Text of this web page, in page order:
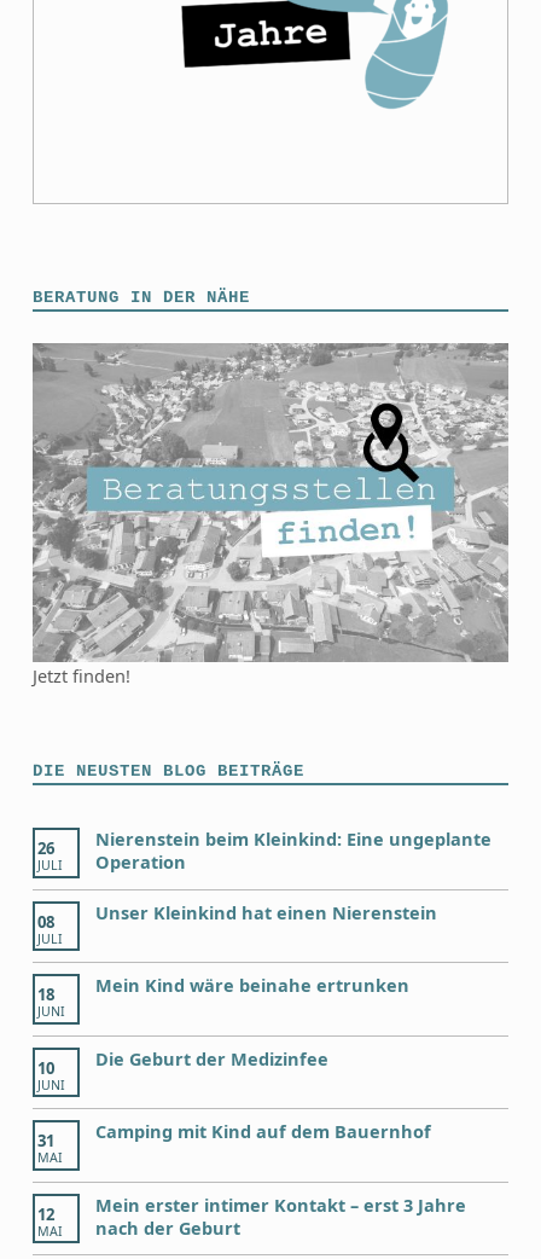
BERATUNG IN DER NÄHE
Jetzt finden!
DIE NEUSTEN BLOG BEITRÄGE
26
JULI
Nierenstein beim Kleinkind: Eine ungeplante
Operation
08
JULI
Unser Kleinkind hat einen Nierenstein
18
JUNI
Mein Kind wäre beinahe ertrunken
10
JUNI
Die Geburt der Medizinfee
31
MAI
Camping mit Kind auf dem Bauernhof
12
MAI
Mein erster intimer Kontakt – erst 3 Jahre
nach der Geburt